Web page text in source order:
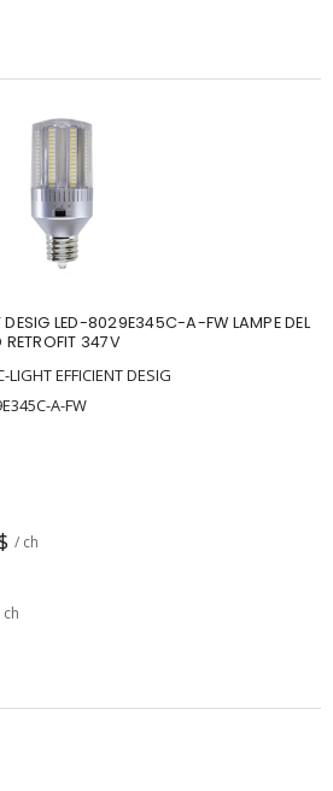
DESIG LED-8029E345C-A-FW LAMPE DEL
RETROFIT 347V
LIGHT EFFICIENT DESIG
A-FW
/ ch
ch